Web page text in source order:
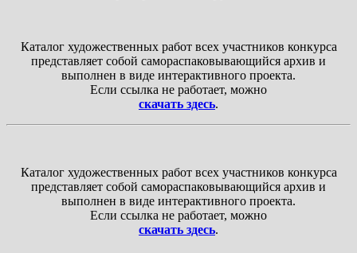
Каталог художественных работ всех участников конкурса
представляет собой самораспаковывающийся архив и
выполнен в виде интерактивного проекта.
Если ссылка не работает, можно
скачать здесь.
Каталог художественных работ всех участников конкурса
представляет собой самораспаковывающийся архив и
выполнен в виде интерактивного проекта.
Если ссылка не работает, можно
скачать здесь.